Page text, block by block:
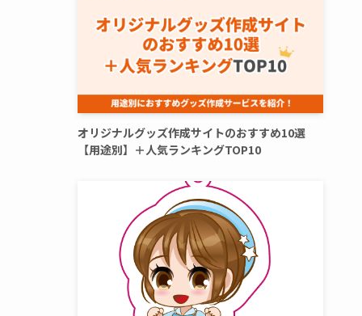
オリジナルグッズ作成サイトのおすすめ10選
【用途別】＋人気ランキングTOP10